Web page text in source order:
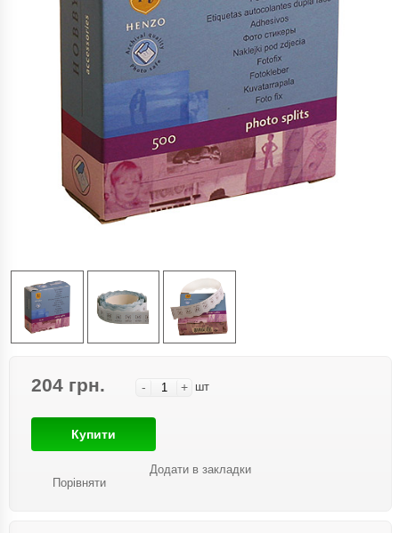
204 грн. - + шт
Купити
Порівняти
Додати в закладки